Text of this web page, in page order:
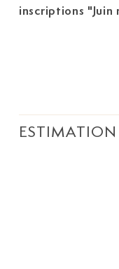
inscriptions "Juin
ESTIMATION